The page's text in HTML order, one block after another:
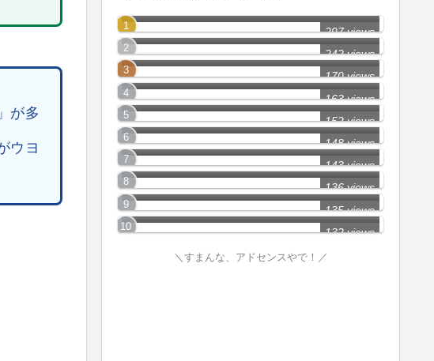
が多
ウヨ
297 views
世田谷区の怖い話
242 views
大田区の怖い話
170 views
江東区の怖い話
163 views
練馬区の怖い話
152 views
町田市の怖い話
148 views
葛飾区の怖い話
143 views
港区の怖い話
136 views
杉並区の怖い話
135 views
新宿区の怖い話
132 views
＼すまんな、アドセンスやで！／